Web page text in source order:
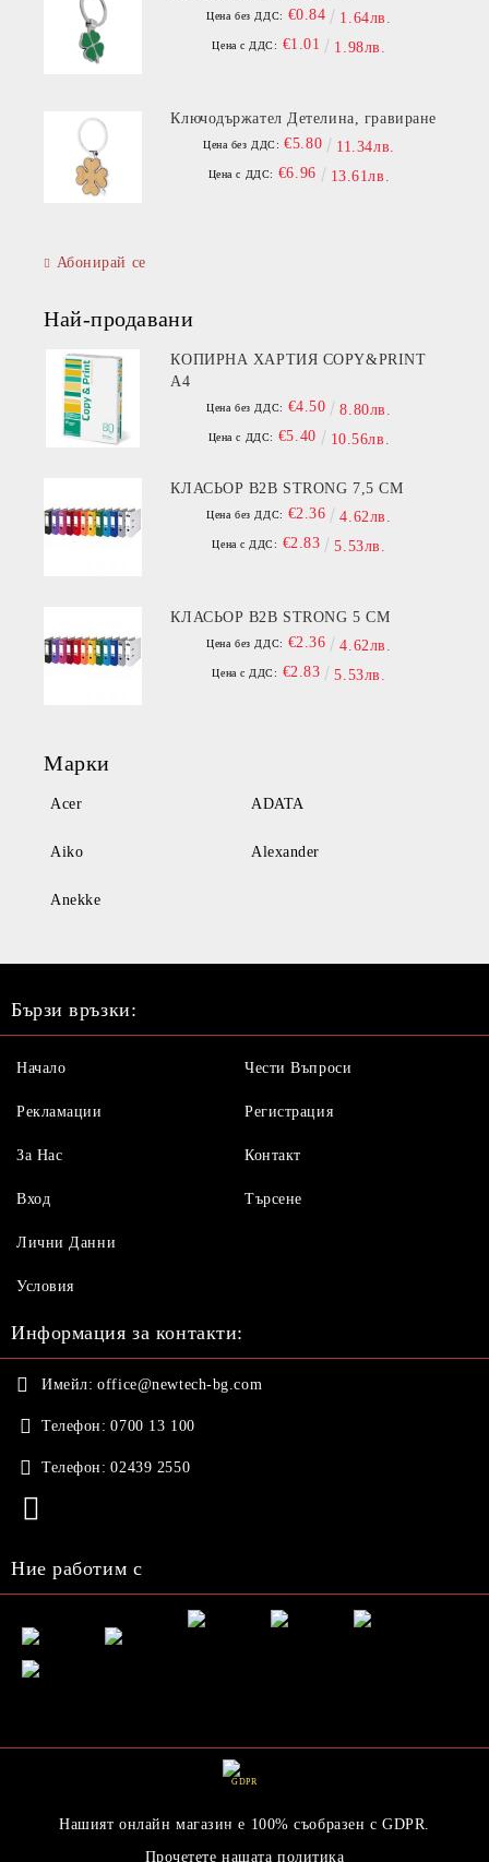
Цена без ДДС: €0.84 1.64лв.
Цена с ДДС: €1.01 1.98лв.
Ключодържател Детелина, гравиране
Цена без ДДС: €5.80 11.34лв.
Цена с ДДС: €6.96 13.61лв.
Абонирай се
Най-продавани
КОПИРНА ХАРТИЯ COPY&PRINT
A4
Цена без ДДС: €4.50 8.80лв.
Цена с ДДС: €5.40 10.56лв.
КЛАСЬОР B2B STRONG 7,5 СМ
Цена без ДДС: €2.36 4.62лв.
Цена с ДДС: €2.83 5.53лв.
КЛАСЬОР B2B STRONG 5 СМ
Цена без ДДС: €2.36 4.62лв.
Цена с ДДС: €2.83 5.53лв.
Марки
Acer ADATA
Aiko Alexander
Anekke
Бързи връзки:
Начало
Рекламации
За Нас
Вход
Чести Въпроси
Регистрация
Контакт
Търсене
Лични Данни
Условия
Информация за контакти:
Имейл: office@newtech-bg.com
Телефон: 0700 13 100
Телефон: 02439 2550
Ние работим с
GDPR
Нашият онлайн магазин е 100% съобразен с GDPR.
Прочетете нашата политика